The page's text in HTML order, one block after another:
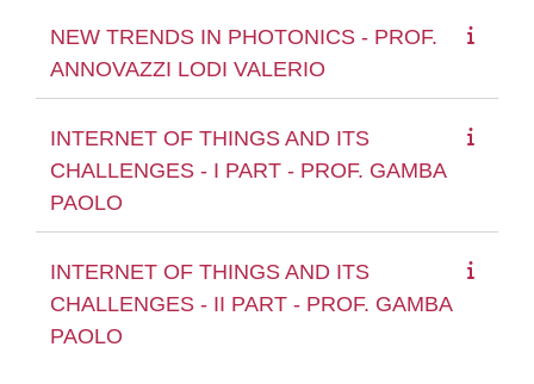
NEW TRENDS IN PHOTONICS - PROF.
ANNOVAZZI LODI VALERIO
INTERNET OF THINGS AND ITS
CHALLENGES - I PART - PROF. GAMBA
PAOLO
INTERNET OF THINGS AND ITS
CHALLENGES - II PART - PROF. GAMBA
PAOLO